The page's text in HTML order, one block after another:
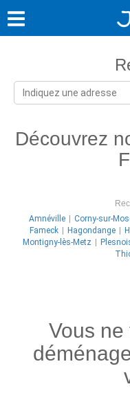
Découvrez
Amnéville
Corny-sur-
Fameck
Hagondange
Montigny-lès-Metz
Vous ne